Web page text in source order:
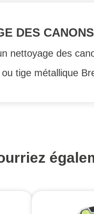
DES
nettoyage des
tige métallique